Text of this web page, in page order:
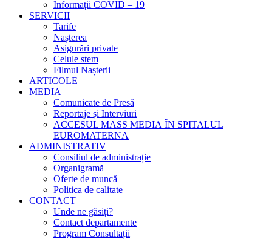
Informații COVID – 19
SERVICII
Tarife
Nașterea
Asigurări private
Celule stem
Filmul Nașterii
ARTICOLE
MEDIA
Comunicate de Presă
Reportaje și Interviuri
ACCESUL MASS MEDIA ÎN SPITALUL
EUROMATERNA
ADMINISTRATIV
Consiliul de administrație
Organigramă
Oferte de muncă
Politica de calitate
CONTACT
Unde ne găsiți?
Contact departamente
Program Consultații